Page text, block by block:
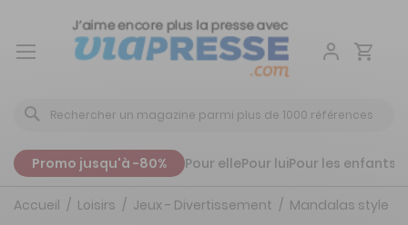
Aller
Promo jusqu'à -80% Pour ellePour luiPour les enfants
Accueil Loisirs Jeux - Divertissement Mandalas style